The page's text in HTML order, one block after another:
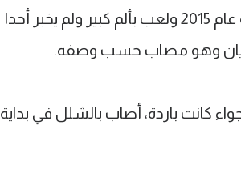
تحطمت عظمة في كاحله وإصابة أخرى في أربطة الركبة عام 2015 ولعب بألم كبير ولم يخبر أحدا
كانت باردة، أصاب بالشلل في بداية